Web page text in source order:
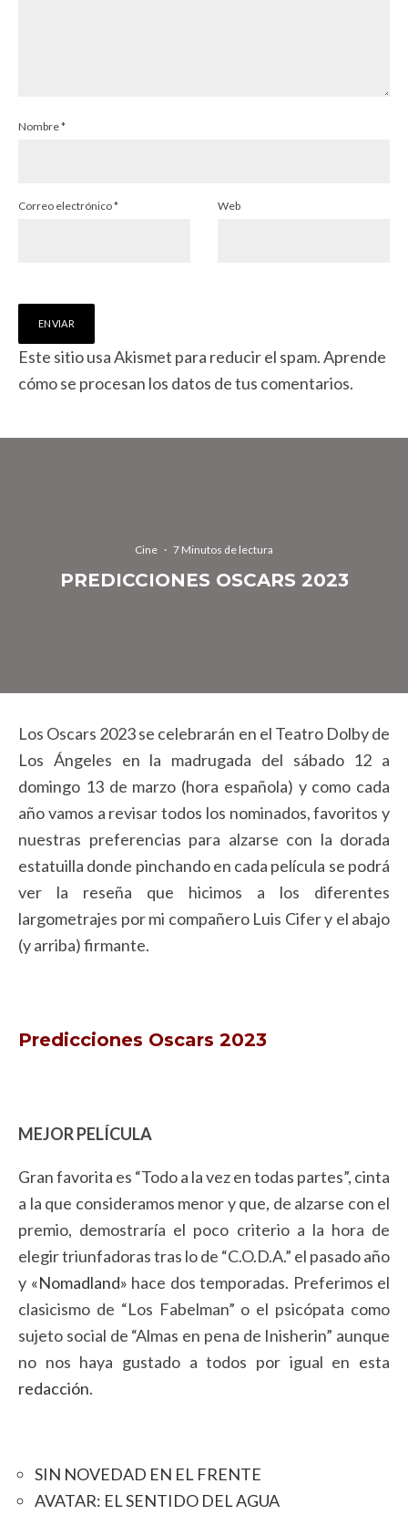
Nombre*
Correo electrónico* Web
Este sitio usa Akismet para reducir el spam.Aprende
cómo se procesan los datos de tus comentarios.
Cine · 7 Minutos de lectura
PREDICCIONES OSCARS 2023
Los Oscars 2023 se celebrarán en el Teatro Dolby de
Los Ángeles en la madrugada del sábado 12 a
domingo 13 de marzo (hora española) y como cada
año vamos a revisar todos los nominados, favoritos y
nuestras preferencias para alzarse con la dorada
estatuilla donde pinchando en cada película se podrá
ver la reseña que hicimos a los diferentes
largometrajes por mi compañero Luis Cifer y el abajo
(y arriba) firmante.
Predicciones Oscars 2023
MEJOR PELÍCULA
Gran favorita es “Todo a la vez en todas partes”, cinta
a la que consideramos menor y que, de alzarse con el
premio, demostraría el poco criterio a la hora de
elegir triunfadoras tras lo de “C.O.D.A.” el pasado año
y «Nomadland» hace dos temporadas. Preferimos el
clasicismo de “Los Fabelman” o el psicópata como
sujeto social de “Almas en pena de Inisherin” aunque
no nos haya gustado a todos por igual en esta
redacción.
SIN NOVEDAD EN EL FRENTE
AVATAR: EL SENTIDO DEL AGUA